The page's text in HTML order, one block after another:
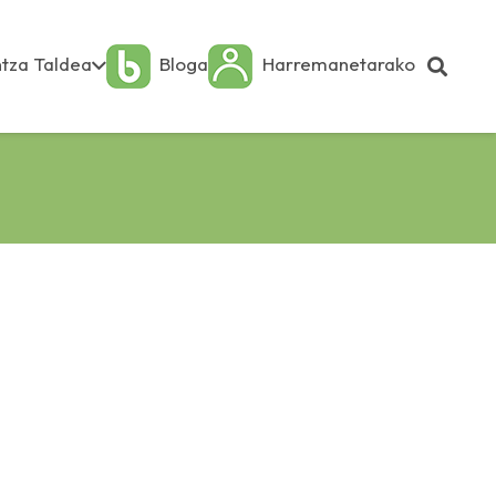
Taldea Bloga Harremanetarako